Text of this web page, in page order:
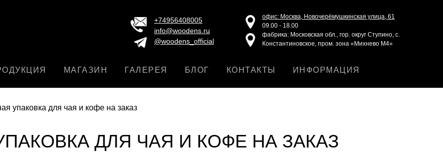
+74956408005
info@woodens.ru
@woodens_official
офис: Москва, Новочерёмушкинская улица, 61
09.00 - 18.00
фабрика: Московская обл., гор. округ Ступино, с.
Константиновское, пром. зона «Михнево М4»
МАГАЗИН ГАЛЕРЕЯ БЛОГ КОНТАКТЫ ИНФОРМАЦИЯ
упаковка для чая и кофе на заказ
ДЛЯ ЧАЯ И КОФЕ НА ЗАКАЗ